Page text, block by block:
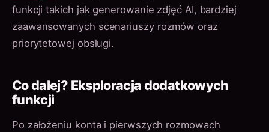
funkcji takich jak generowanie zdjęć AI, bardziej
zaawansowanych scenariuszy rozmów oraz
priorytetowej obsługi.
Co dalej? Eksploracja dodatkowych
funkcji
Po założeniu konta i pierwszych rozmowach